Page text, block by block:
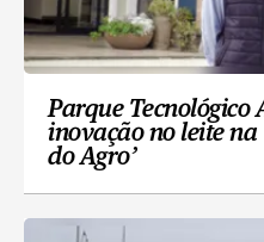
Parque Tecnológico
inovação no leite na
do Agro’